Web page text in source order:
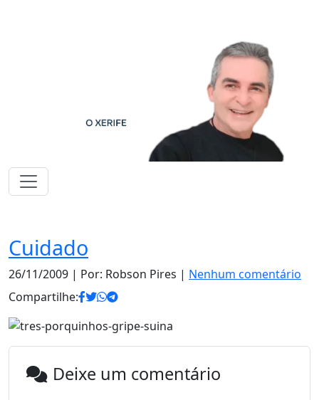
Cuidado
26/11/2009 | Por: Robson Pires | Nenhum comentário
Compartilhe:
Deixe um comentário